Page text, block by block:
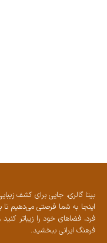
بیتا گالری، جایی برای کشف
اینجا به شما فرصتی می‌دهیم
فرد، فضاهای خود را زیباتر
فرهنگ ایرانی ببخشید.